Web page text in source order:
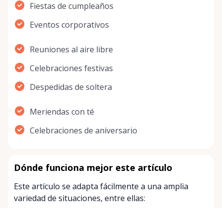
Fiestas de cumpleaños
Eventos corporativos
Reuniones al aire libre
Celebraciones festivas
Despedidas de soltera
Meriendas con té
Celebraciones de aniversario
Dónde funciona mejor este artículo
Este artículo se adapta fácilmente a una amplia
variedad de situaciones, entre ellas: